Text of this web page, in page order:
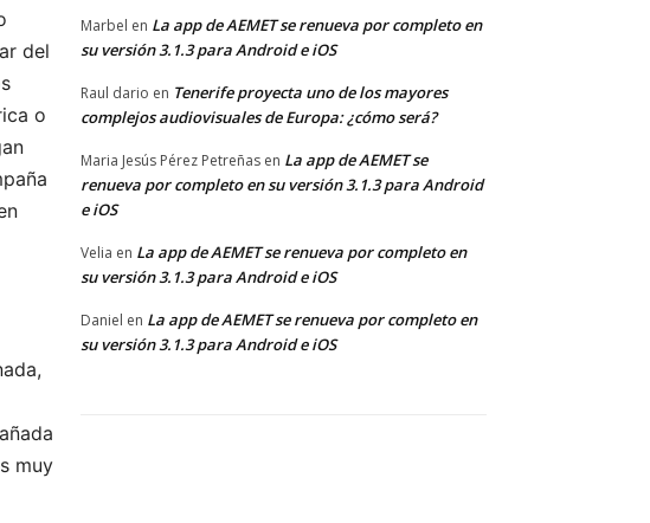
del
o
muy
Marbel en La app de AEMET se renueva por completo en
su versión 3.1.3 para Android e iOS
Raul dario en Tenerife proyecta uno de los mayores
complejos audiovisuales de Europa: ¿cómo será?
Maria Jesús Pérez Petreñas en La app de AEMET se
renueva por completo en su versión 3.1.3 para Android
e iOS
Velia en La app de AEMET se renueva por completo en
su versión 3.1.3 para Android e iOS
Daniel en La app de AEMET se renueva por completo en
su versión 3.1.3 para Android e iOS